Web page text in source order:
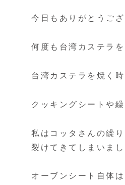
今日もありがとうご
何度も台湾カステラを
台湾カステラを焼く
クッキングシートや
私はコッタさんの繰
裂けてきてしまいま
オーブンシート自体